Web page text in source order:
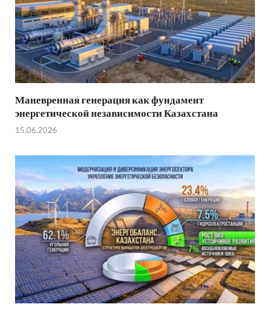
Маневренная генерация как фундамент
энергетической независимости Казахстана
15.06.2026